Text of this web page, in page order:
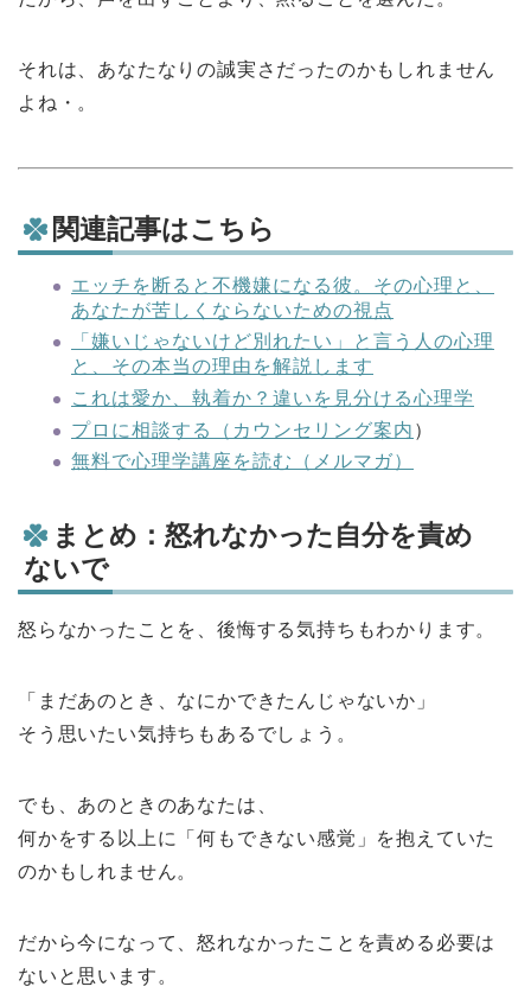
それは、あなたなりの誠実さだったのかもしれません
よね・。
関連記事はこちら
エッチを断ると不機嫌になる彼。その心理と、
あなたが苦しくならないための視点
「嫌いじゃないけど別れたい」と言う人の心理
と、その本当の理由を解説します
これは愛か、執着か？違いを見分ける心理学
プロに相談する（カウンセリング案内 ）
無料で心理学講座を読む（メルマガ）
まとめ：怒れなかった自分を責め
ないで
怒らなかったことを、後悔する気持ちもわかります。
「まだあのとき、なにかできたんじゃないか」
そう思いたい気持ちもあるでしょう。
でも、あのときのあなたは、
何かをする以上に「何もできない感覚」を抱えていた
のかもしれません。
だから今になって、怒れなかったことを責める必要は
ないと思います。